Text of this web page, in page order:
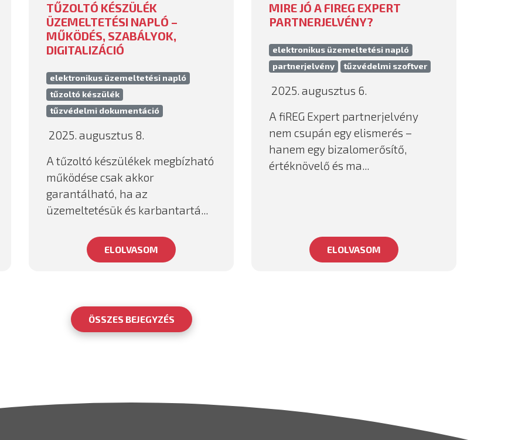
TŰZOLTÓ KÉSZÜLÉK
ÜZEMELTETÉSI NAPLÓ –
MŰKÖDÉS, SZABÁLYOK,
DIGITALIZÁCIÓ
elektronikus üzemeltetési napló
tűzoltó készülék
tűzvédelmi dokumentáció
2025. augusztus 8.
A tűzoltó készülékek megbízható
működése csak akkor
garantálható, ha az
üzemeltetésük és karbantartá...
ELOLVASOM
MIRE JÓ A FIREG EXPERT
PARTNERJELVÉNY?
elektronikus üzemeltetési napló
partnerjelvény
tűzvédelmi szoftver
2025. augusztus 6.
A fiREG Expert partnerjelvény
nem csupán egy elismerés –
hanem egy bizalomerősítő,
értéknövelő és ma...
ELOLVASOM
ÖSSZES BEJEGYZÉS